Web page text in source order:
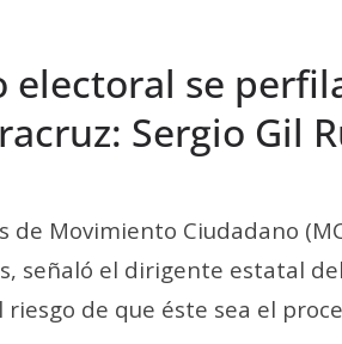
electoral se
Sergio Gil
de Movimiento Ciudadano
señaló el dirigente estatal
de que éste sea el